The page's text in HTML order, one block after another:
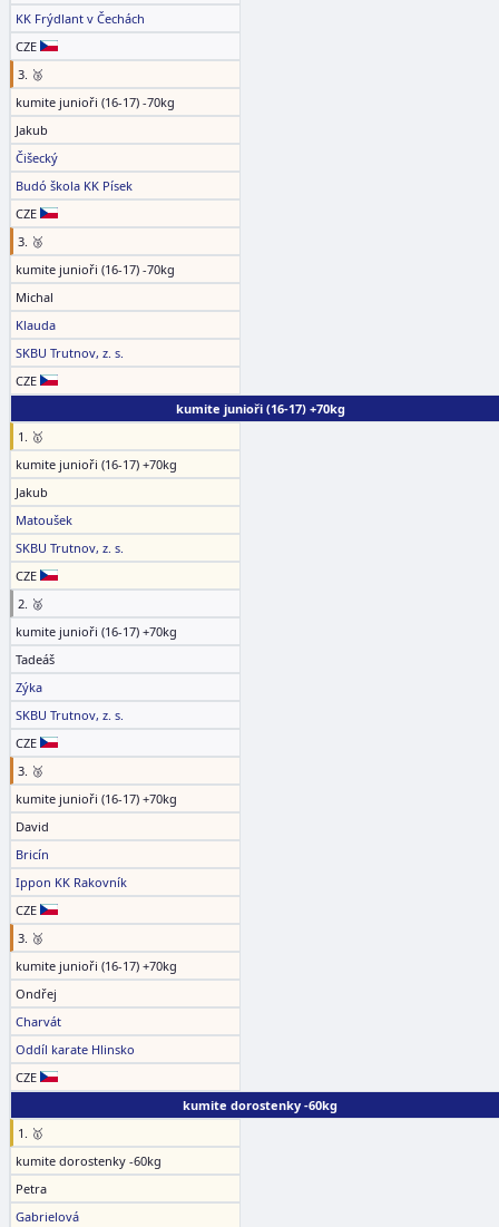
KK Frýdlant v Čechách
CZE
3. 🥉
kumite junioři (16-17) -70kg
Jakub
Čišecký
Budó škola KK Písek
CZE
3. 🥉
kumite junioři (16-17) -70kg
Michal
Klauda
SKBU Trutnov, z. s.
CZE
kumite junioři (16-17) +70kg
1. 🥇
kumite junioři (16-17) +70kg
Jakub
Matoušek
SKBU Trutnov, z. s.
CZE
2. 🥈
kumite junioři (16-17) +70kg
Tadeáš
Zýka
SKBU Trutnov, z. s.
CZE
3. 🥉
kumite junioři (16-17) +70kg
David
Bricín
Ippon KK Rakovník
CZE
3. 🥉
kumite junioři (16-17) +70kg
Ondřej
Charvát
Oddíl karate Hlinsko
CZE
kumite dorostenky -60kg
1. 🥇
kumite dorostenky -60kg
Petra
Gabrielová